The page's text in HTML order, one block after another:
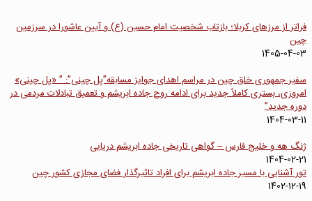
فراتر از مرزهای کربلا؛ بازتاب شخصیت امام حسین (ع) و آیین عاشورا در سرزمین
چین
1405-04-03
سفیر جمهوری خلق چین در مراسم اهدای جوایز مسابقه”پل چینی”: ” «پل چینی»
امروزی، بستری کاملاً جدید برای ادامه روح جاده ابریشم و تعمیق تبادلات مردمی در
دوره جدید”
1404-03-11
ژنگ هه و خلیج فارس – گواهی تاریخی جاده ابریشم دریایی
1404-02-21
تور آشنایی با مسیر جاده ابریشم برای افراد تاثیرگذار فضای مجازی کشور چین
1402-12-19